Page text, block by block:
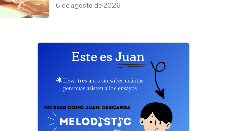
6 de agosto de 2026